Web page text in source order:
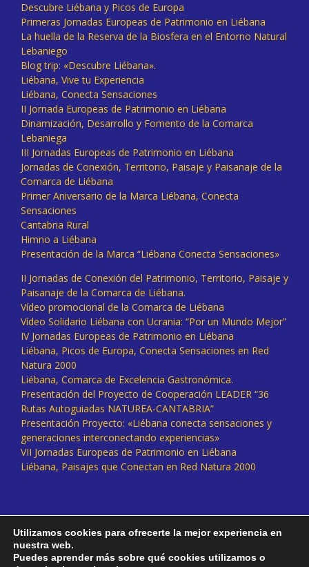
Descubre Liébana y Picos de Europa
Primeras Jornadas Europeas de Patrimonio en Liébana
La huella de la Reserva de la Biosfera en el Entorno Natural
Lebaniego
Blog trip: «Descubre Liébana».
Liébana, Vive tu Experiencia
Liébana, Conecta Sensaciones
II Jornada Europeas de Patrimonio en Liébana
Dinamización, Desarrollo y Fomento de la Comarca
Lebaniega
III Jornadas Europeas de Patrimonio en Liébana
Jornadas de Conexión, Territorio, Paisaje y Paisanaje de la
Comarca de Liébana
Primer Aniversario de la Marca Liébana, Conecta
Sensaciones
Cantabria Rural
Himno a Liébana
Presentación de la Marca “Liébana Conecta Sensaciones»
II Jornadas de Conexión del Patrimonio, Territorio, Paisaje y
Paisanaje de la Comarca de Liébana.
Vídeo promocional de la Comarca de Liébana
Vídeo Solidario Liébana con Ucrania: “Por un Mundo Mejor”
IV Jornadas Europeas de Patrimonio en Liébana
Liébana, Picos de Europa, Conecta Sensaciones en Red
Natura 2000
Liébana, Comarca de Excelencia Gastronómica.
Presentación del Proyecto de Cooperación LEADER “36
Rutas Autoguiadas NATUREA-CANTABRIA”
Presentación Proyecto: «Liébana conecta sensaciones y
generaciones interconectando experiencias»
VII Jornadas Europeas de Patrimonio en Liébana
Liébana, Paisajes que Conectan en Red Natura 2000
Utilizamos cookies para ofrecerte la mejor experiencia en
nuestra web.
Puedes aprender más sobre qué cookies utilizamos o